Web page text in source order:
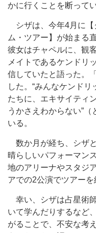
かに行くことを断って
シザは、今年4月に【
ム・ツアー】が始まる
彼女はチャペルに、観
メイトであるケンドリ
信していたと語った。
した。“みんなケンド
たちに、エキサイティ
うかさえわからない”
いる。
数か月が経ち、シザ
晴らしいパフォーマン
地のアリーナやスタジ
アでの2公演でツアーを
幸い、シザは占星術
いて学んだりするなど
がることで、不安な考